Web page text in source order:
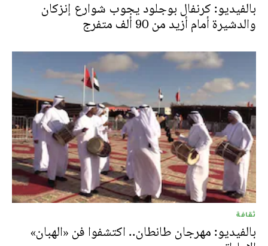
بالفيديو: كرنفال بوجلود يجوب شوارع إنزكان
والدشيرة أمام أزيد من 90 ألف متفرج
ثقافة
بالفيديو: مهرجان طانطان.. اكتشفوا فن «الهبان»